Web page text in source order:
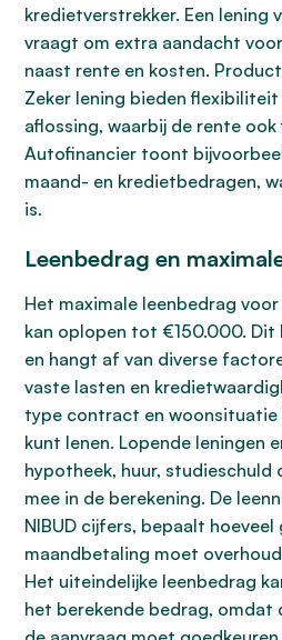
kredietverstrekker. Een lening
vraagt om extra aandacht
naast rente en kosten.
Zeker lening bieden flexibiliteit
aflossing, waarbij de rente ook
Autofinancier toont
maand- en kredietbedragen,
is.
Leenbedrag en
Het maximale leenbedrag
kan oplopen tot €150.000. Dit
en hangt af van diverse
vaste lasten en
type contract en woonsituatie
kunt lenen. Lopende leningen
hypotheek, huur,
mee in de berekening. De
NIBUD cijfers, bepaalt hoeveel
maandbetaling moet
Het uiteindelijke leenbedrag
het berekende bedrag, omdat